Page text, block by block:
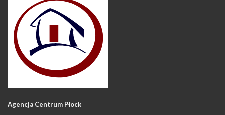
Agencja Centrum Płock